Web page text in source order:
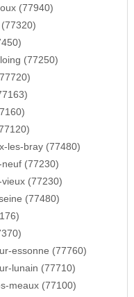
(77940)
(77250)
les-bray (77480)
(77230)
(77230)
(77480)
essonne (77760)
lunain (77710)
meaux (77100)